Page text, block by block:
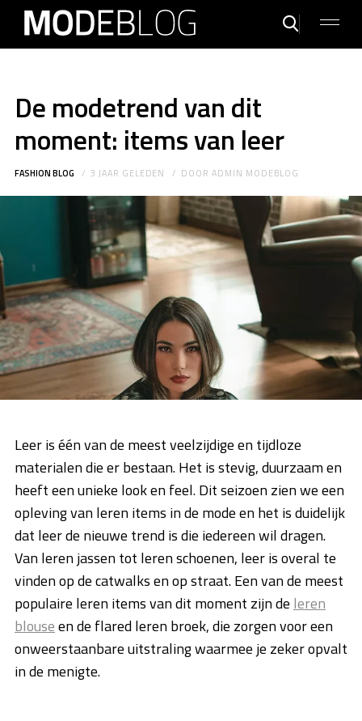
De modetrend van dit
moment: items van leer
FASHION BLOG 3 JAAR GELEDEN DOORADMIN MODEBLOG
Leer is één van de meest veelzijdige en tijdloze
materialen die er bestaan. Het is stevig, duurzaam en
heeft een unieke look en feel. Dit seizoen zien we een
opleving van leren items in de mode en het is duidelijk
dat leer de nieuwe trend is die iedereen wil dragen.
Van leren jassen tot leren schoenen, leer is overal te
vinden op de catwalks en op straat. Een van de meest
populaire leren items van dit moment zijn de leren
blouseen de flared leren broek, die zorgen voor een
onweerstaanbare uitstraling waarmee je zeker opvalt
in de menigte.